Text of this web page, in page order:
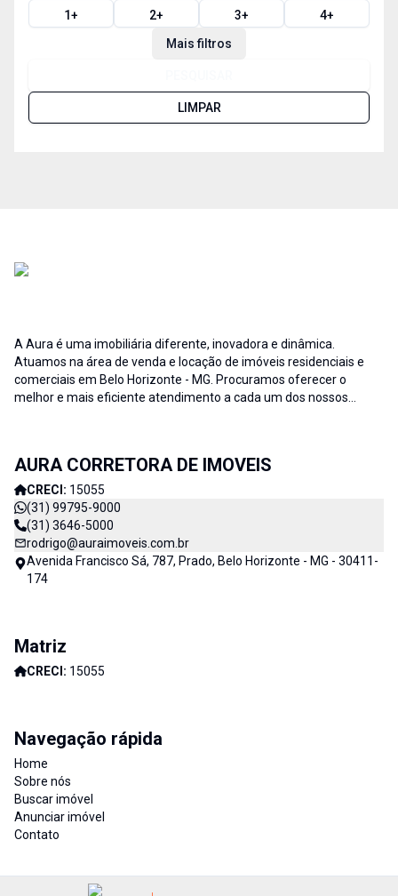
1+ 2+ 3+ 4+
Mais filtros
LIMPAR
A Aura é uma imobiliária diferente, inovadora e dinâmica.
Atuamos na área de venda e locação de imóveis residenciais e
comerciais em Belo Horizonte - MG. Procuramos oferecer o
melhor e mais eficiente atendimento a cada um dos nossos
Imóveis e consequentemente de nossos clientes. AURA
AURA CORRETORA DE IMOVEIS
CRECI: 15055
(31) 99795-9000
(31) 3646-5000
rodrigo@auraimoveis.com.br
Avenida Francisco Sá, 787, Prado, Belo Horizonte - MG - 30411-
174
Matriz
CRECI: 15055
Navegação rápida
Home
Sobre nós
Buscar imóvel
Anunciar imóvel
Contato